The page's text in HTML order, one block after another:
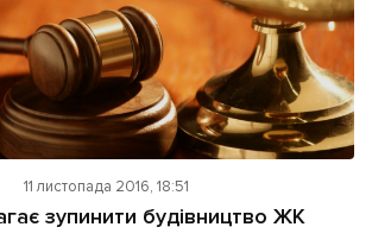
Реклама на сайті
11 листопада 2016, 18:51
зупинити будівництво ЖК